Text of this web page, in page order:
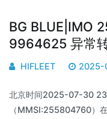
BG BLUE|IMO
9964625 异常
HIFLEET 2025-
北京时间2025-07-30
（MMSI:255804760）